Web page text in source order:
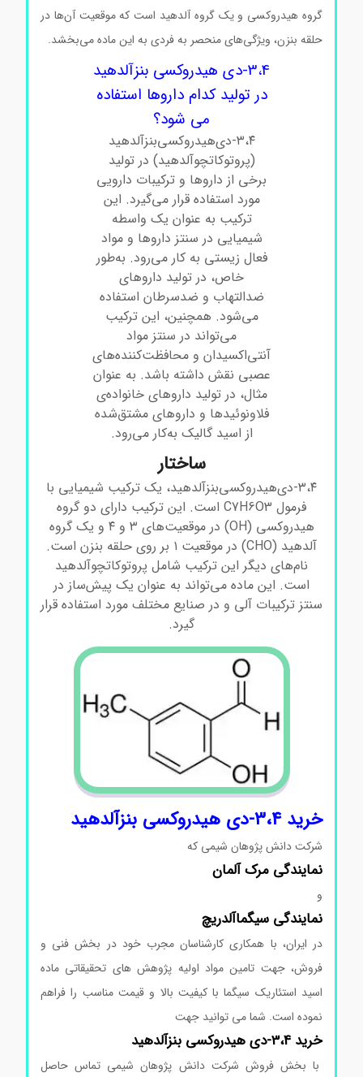
گروه هیدروکسی و یک گروه آلدهید است که موقعیت آن‌ها در
حلقه بنزن، ویژگی‌های منحصر به فردی به این ماده می‌بخشد.
3،4-دی هیدروکسی بنزآلدهید
در تولید کدام داروها استفاده
می شود؟
۳،۴-دی‌هیدروکسی‌بنزآلدهید
(پروتوکاتچوآلدهید) در تولید
برخی از داروها و ترکیبات دارویی
مورد استفاده قرار می‌گیرد. این
ترکیب به عنوان یک واسطه
شیمیایی در سنتز داروها و مواد
فعال زیستی به کار می‌رود. به‌طور
خاص، در تولید داروهای
ضدالتهاب و ضدسرطان استفاده
می‌شود. همچنین، این ترکیب
می‌تواند در سنتز مواد
آنتی‌اکسیدان و محافظت‌کننده‌های
عصبی نقش داشته باشد. به عنوان
مثال، در تولید داروهای خانواده‌ی
فلاونوئیدها و داروهای مشتق‌شده
از اسید گالیک به‌کار می‌رود.
ساختار
۳،۴-دی‌هیدروکسی‌بنزآلدهید، یک ترکیب شیمیایی با
فرمول C7H6O3 است. این ترکیب دارای دو گروه
هیدروکسی (OH) در موقعیت‌های ۳ و ۴ و یک گروه
آلدهید (CHO) در موقعیت ۱ بر روی حلقه بنزن است.
نام‌های دیگر این ترکیب شامل پروتوکاتچوآلدهید
است. این ماده می‌تواند به عنوان یک پیش‌ساز در
سنتز ترکیبات آلی و در صنایع مختلف مورد استفاده قرار
گیرد.
خرید 3،4-دی هیدروکسی بنزآلدهید
شرکت دانش پژوهان شیمی که
نمایندگیمرکآلمان
نمایندگیسیگماآلدریچ
در ایران، با همکاری کارشناسان مجرب خود در بخش فنی و
فروش، جهت تامین مواد اولیه پژوهش های تحقیقاتی ماده
اسید استئاریک سیگما با کیفیت بالا و قیمت مناسب را فراهم
نموده است. شما می توانید جهت
خرید 3،4-دی هیدروکسی بنزآلدهید
با بخش فروش شرکت دانش پژوهان شیمی تماس حاصل